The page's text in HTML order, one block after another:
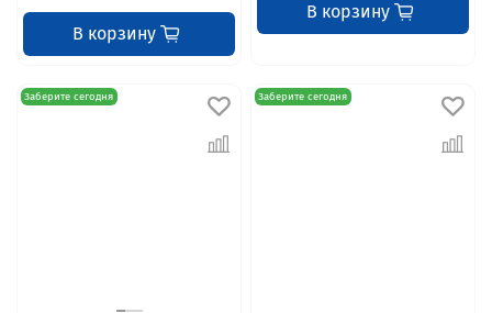
В корзину
В корзину
Заберите сегодня Заберите сегодня